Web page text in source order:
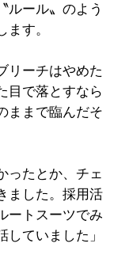
ール〟のよう
す。
リーチはやめた
目で落とすなら
ままで臨んだそ
ったとか、チェ
ました。採用活
ートスーツでみ
ていました」